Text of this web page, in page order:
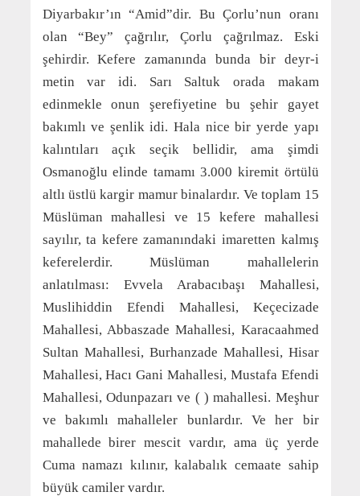
Diyarbakır’ın “Amid”dir. Bu Çorlu’nun oranı
olan “Bey” çağrılır, Çorlu çağrılmaz. Eski
şehirdir. Kefere zamanında bunda bir deyr-i
metin var idi. Sarı Saltuk orada makam
edinmekle onun şerefiyetine bu şehir gayet
bakımlı ve şenlik idi. Hala nice bir yerde yapı
kalıntıları açık seçik bellidir, ama şimdi
Osmanoğlu elinde tamamı 3.000 kiremit örtülü
altlı üstlü kargir mamur binalardır. Ve toplam 15
Müslüman mahallesi ve 15 kefere mahallesi
sayılır, ta kefere zamanındaki imaretten kalmış
keferelerdir. Müslüman mahallelerin
anlatılması: Evvela Arabacıbaşı Mahallesi,
Muslihiddin Efendi Mahallesi, Keçecizade
Mahallesi, Abbaszade Mahallesi, Karacaahmed
Sultan Mahallesi, Burhanzade Mahallesi, Hisar
Mahallesi, Hacı Gani Mahallesi, Mustafa Efendi
Mahallesi, Odunpazarı ve ( ) mahallesi. Meşhur
ve bakımlı mahalleler bunlardır. Ve her bir
mahallede birer mescit vardır, ama üç yerde
Cuma namazı kılınır, kalabalık cemaate sahip
büyük camiler vardır.